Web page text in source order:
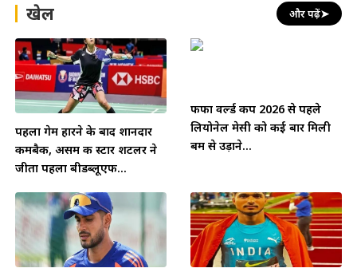
खेल और पढ़ें➤
पहला गेम हारने के बाद शानदार
कमबैक, असम की स्टार शटलर ने
जीता पहला बीडब्लूएफ...
फीफा वर्ल्ड कप 2026 से पहले
लियोनेल मेसी को कई बार मिली
बम से उड़ाने...